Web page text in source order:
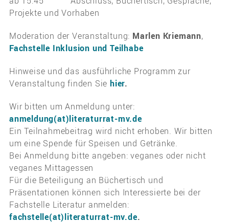
Projekte und Vorhaben
Moderation der Veranstaltung: Marlen Kriemann,
Fachstelle Inklusion und Teilhabe
Hinweise und das ausführliche Programm zur
Veranstaltung finden Sie hier.
Wir bitten um Anmeldung unter:
anmeldung(at)literaturrat-mv.de
Ein Teilnahmebeitrag wird nicht erhoben. Wir bitten
um eine Spende für Speisen und Getränke.
Bei Anmeldung bitte angeben: veganes oder nicht
veganes Mittagessen
Für die Beteiligung an Büchertisch und
Präsentationen können sich Interessierte bei der
Fachstelle Literatur anmelden:
fachstelle(at)literaturrat-mv.de.